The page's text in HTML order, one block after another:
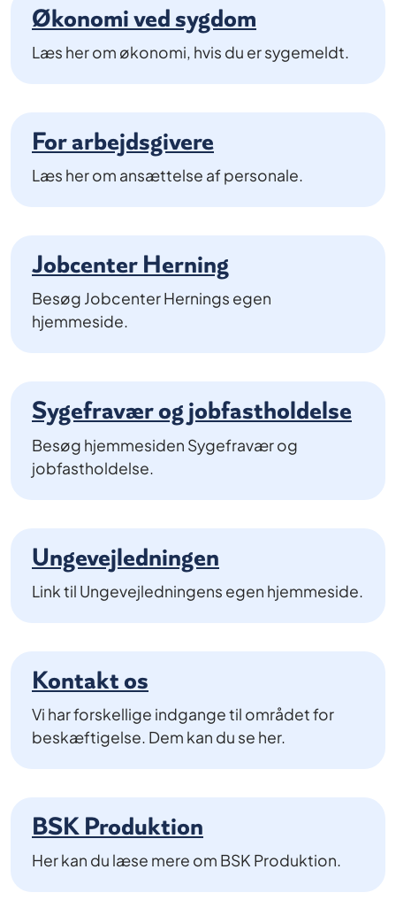
Økonomi ved sygdom
Læs her om økonomi, hvis du er sygemeldt.
For arbejdsgivere
Læs her om ansættelse af personale.
Jobcenter Herning
Besøg Jobcenter Hernings egen
hjemmeside.
Sygefravær og jobfastholdelse
Besøg hjemmesiden Sygefravær og
jobfastholdelse.
Ungevejledningen
Link til Ungevejledningens egen hjemmeside.
Kontakt os
Vi har forskellige indgange til området for
beskæftigelse. Dem kan du se her.
BSK Produktion
Her kan du læse mere om BSK Produktion.